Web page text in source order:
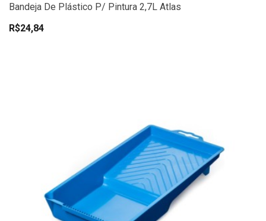
Bandeja De Plástico P/ Pintura 2,7L Atlas
R$24,84